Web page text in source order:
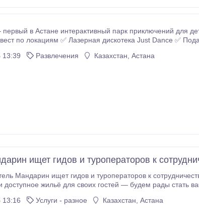
в Астане интерактивный парк приключений для
✅ Лазерная дискотека Just Dance ✅ Подарки, ведущие, эмоции! ✅ Подходит для детей от
13:39
Развлечения Казахстан, Астана
ищет гидов и туроператоров к
Мандарин ищет гидов и туроператоров к
жильё для своих гостей — будем рады стать вашим надежным
* 10 Чистые и уютные номера по доступным ценам *
13:16 Услуги - разное Казахстан, Астана